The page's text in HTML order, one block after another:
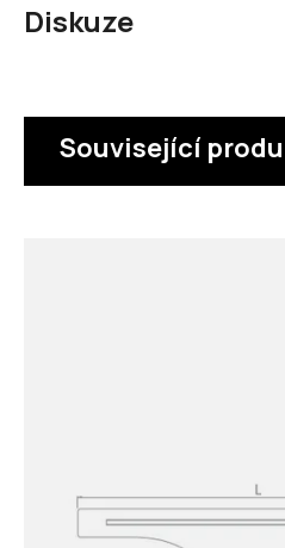
Diskuze
Související